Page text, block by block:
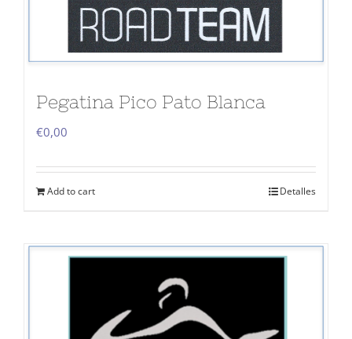
Pegatina Pico Pato Blanca
€0,00
Add to cart Detalles